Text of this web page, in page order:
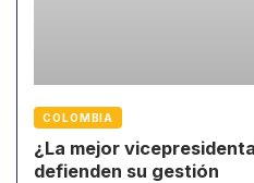
COLOMBIA
¿La mejor
defienden su gestión